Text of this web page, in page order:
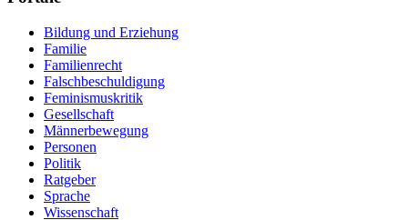
Bildung und Erziehung
Familie
Familienrecht
Falschbeschuldigung
Feminismuskritik
Gesellschaft
Männerbewegung
Personen
Politik
Ratgeber
Sprache
Wissenschaft